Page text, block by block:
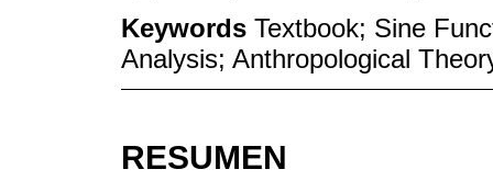
Keywords Textbook; Sine
Analysis; Anthropological
RESUMEN